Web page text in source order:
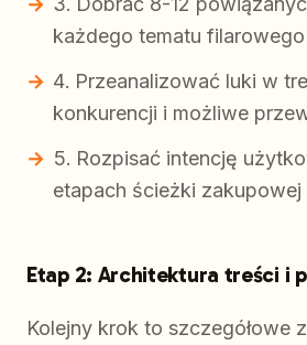
każdego tematu filarowego
Przeanalizować luki w
konkurencji i możliwe
Rozpisać intencję
etapach ścieżki zakupowej
Etap 2: Architektura treści i
Kolejny krok to szczegółowe